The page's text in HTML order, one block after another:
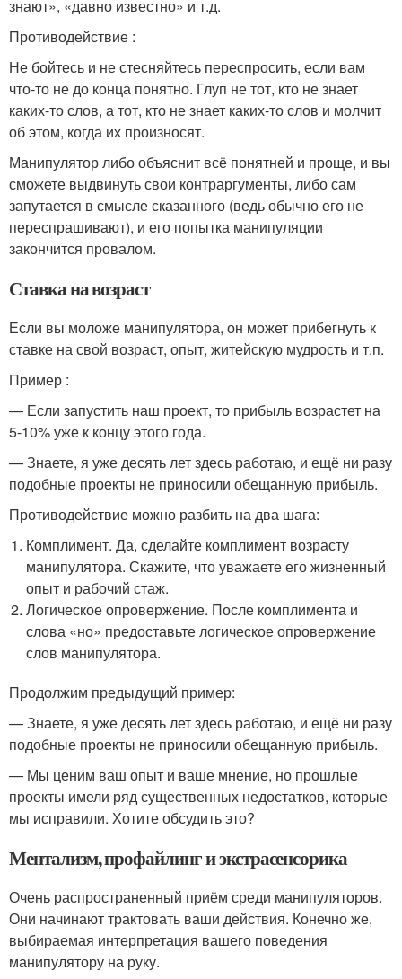
знают», «давно известно» и т.д.
Противодействие :
Не бойтесь и не стесняйтесь переспросить, если вам
что-то не до конца понятно. Глуп не тот, кто не знает
каких-то слов, а тот, кто не знает каких-то слов и молчит
об этом, когда их произносят.
Манипулятор либо объяснит всё понятней и проще, и вы
сможете выдвинуть свои контраргументы, либо сам
запутается в смысле сказанного (ведь обычно его не
переспрашивают), и его попытка манипуляции
закончится провалом.
Ставка на возраст
Если вы моложе манипулятора, он может прибегнуть к
ставке на свой возраст, опыт, житейскую мудрость и т.п.
Пример :
— Если запустить наш проект, то прибыль возрастет на
5-10% уже к концу этого года.
— Знаете, я уже десять лет здесь работаю, и ещё ни разу
подобные проекты не приносили обещанную прибыль.
Противодействие можно разбить на два шага:
Комплимент. Да, сделайте комплимент возрасту
манипулятора. Скажите, что уважаете его жизненный
опыт и рабочий стаж.
Логическое опровержение. После комплимента и
слова «но» предоставьте логическое опровержение
слов манипулятора.
Продолжим предыдущий пример:
— Знаете, я уже десять лет здесь работаю, и ещё ни разу
подобные проекты не приносили обещанную прибыль.
— Мы ценим ваш опыт и ваше мнение, но прошлые
проекты имели ряд существенных недостатков, которые
мы исправили. Хотите обсудить это?
Ментализм, профайлинг и экстрасенсорика
Очень распространенный приём среди манипуляторов.
Они начинают трактовать ваши действия. Конечно же,
выбираемая интерпретация вашего поведения
манипулятору на руку.